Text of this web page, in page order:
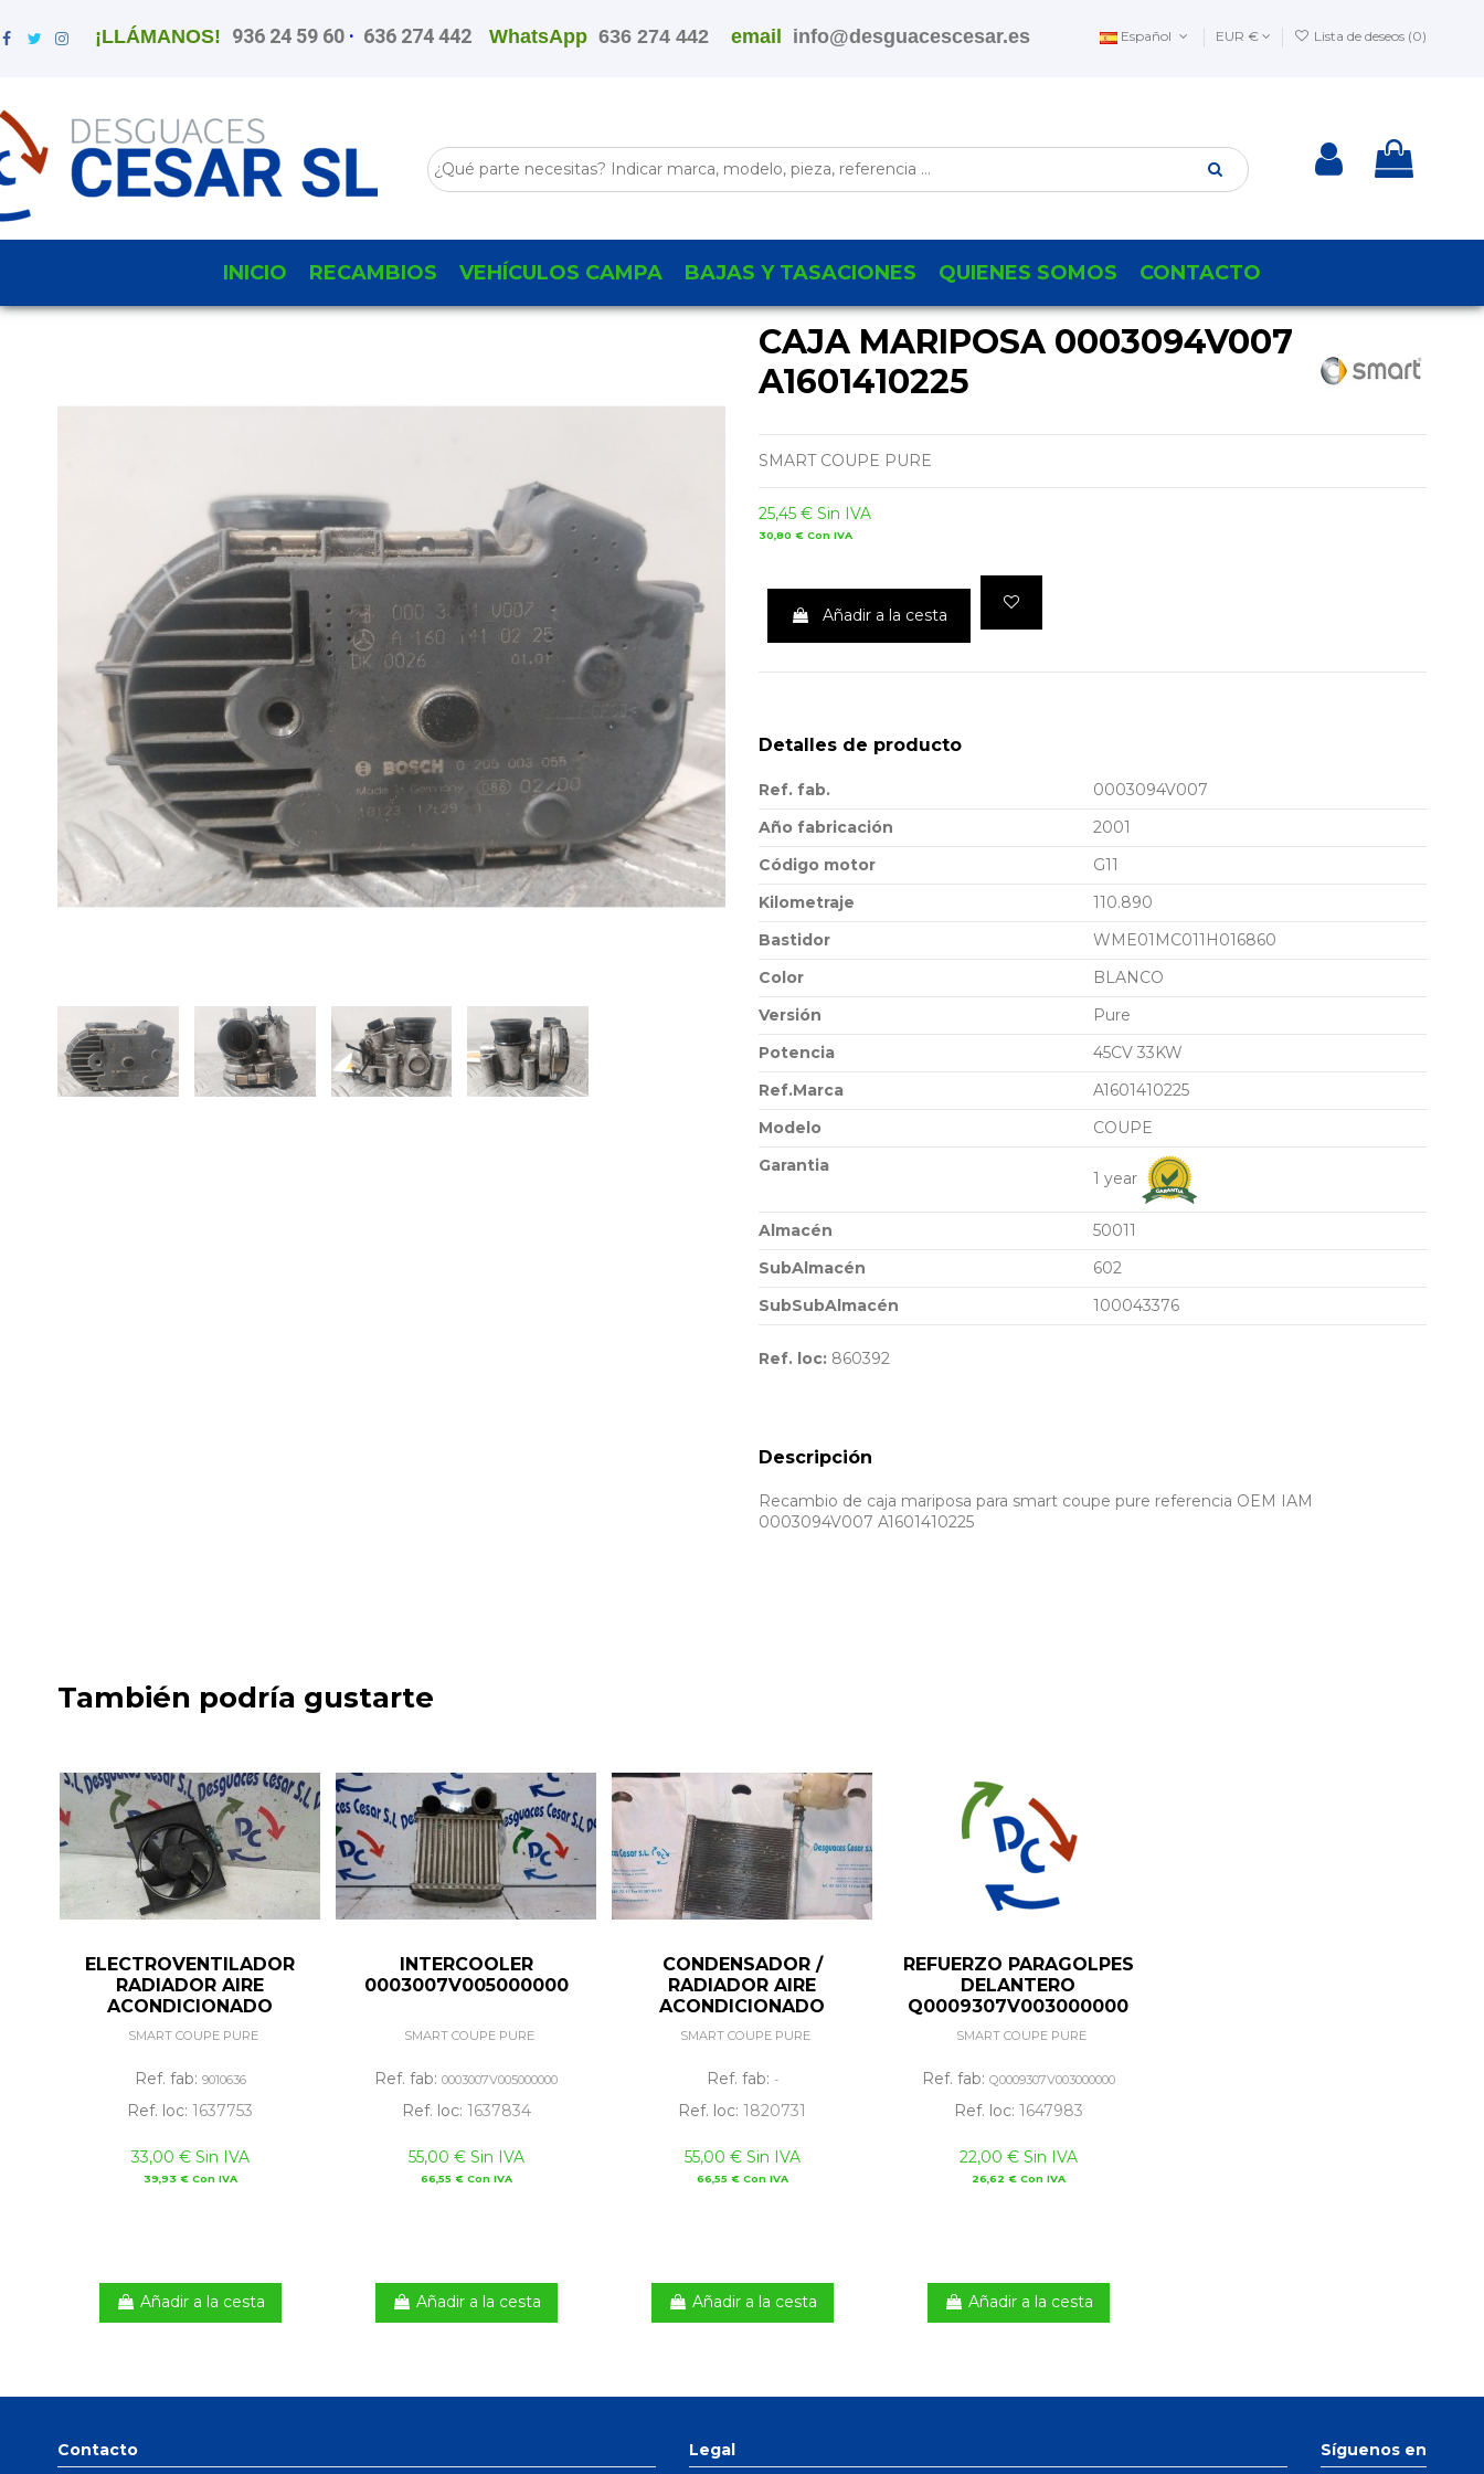
¡LLÁMANOS! 936 24 59 60 · 636 274 442 WhatsApp636 274 442 email info@desguacescesar.es Español EUR € Lista de deseos (0)
INICIO RECAMBIOS VEHÍCULOS CAMPA BAJAS Y TASACIONES QUIENES SOMOS CONTACTO
CAJA MARIPOSA 0003094V007
A1601410225
SMART COUPE PURE
25,45 € Sin IVA
30,80 € Con IVA
Añadir a la cesta
Detalles de producto
Ref. fab.
0003094V007
Año fabricación
2001
Código motor
G11
Kilometraje
110.890
Bastidor
WME01MC011H016860
Color
BLANCO
Versión
Pure
Potencia
45CV 33KW
Ref.Marca
A1601410225
Modelo
COUPE
Garantia
1 year
Almacén
50011
SubAlmacén
602
SubSubAlmacén
100043376
Ref. loc: 860392
Descripción
Recambio de caja mariposa para smart coupe pure referencia OEM IAM
0003094V007 A1601410225
También podría gustarte
ELECTROVENTILADOR
RADIADOR AIRE
ACONDICIONADO
9010636
SMART COUPE PURE
Ref. fab: 9010636
Ref. loc: 1637753
33,00 € Sin IVA
39,93 € Con IVA
Añadir a la cesta
INTERCOOLER
0003007V005000000
SMART COUPE PURE
Ref. fab: 0003007V005000000
Ref. loc: 1637834
55,00 € Sin IVA
66,55 € Con IVA
Añadir a la cesta
CONDENSADOR /
RADIADOR AIRE
ACONDICIONADO
SMART COUPE PURE
Ref. fab: -
Ref. loc: 1820731
55,00 € Sin IVA
66,55 € Con IVA
Añadir a la cesta
REFUERZO PARAGOLPES
DELANTERO
Q0009307V003000000
SMART COUPE PURE
Ref. fab: Q0009307V003000000
Ref. loc: 1647983
22,00 € Sin IVA
26,62 € Con IVA
Añadir a la cesta
Contacto Legal Síguenos en